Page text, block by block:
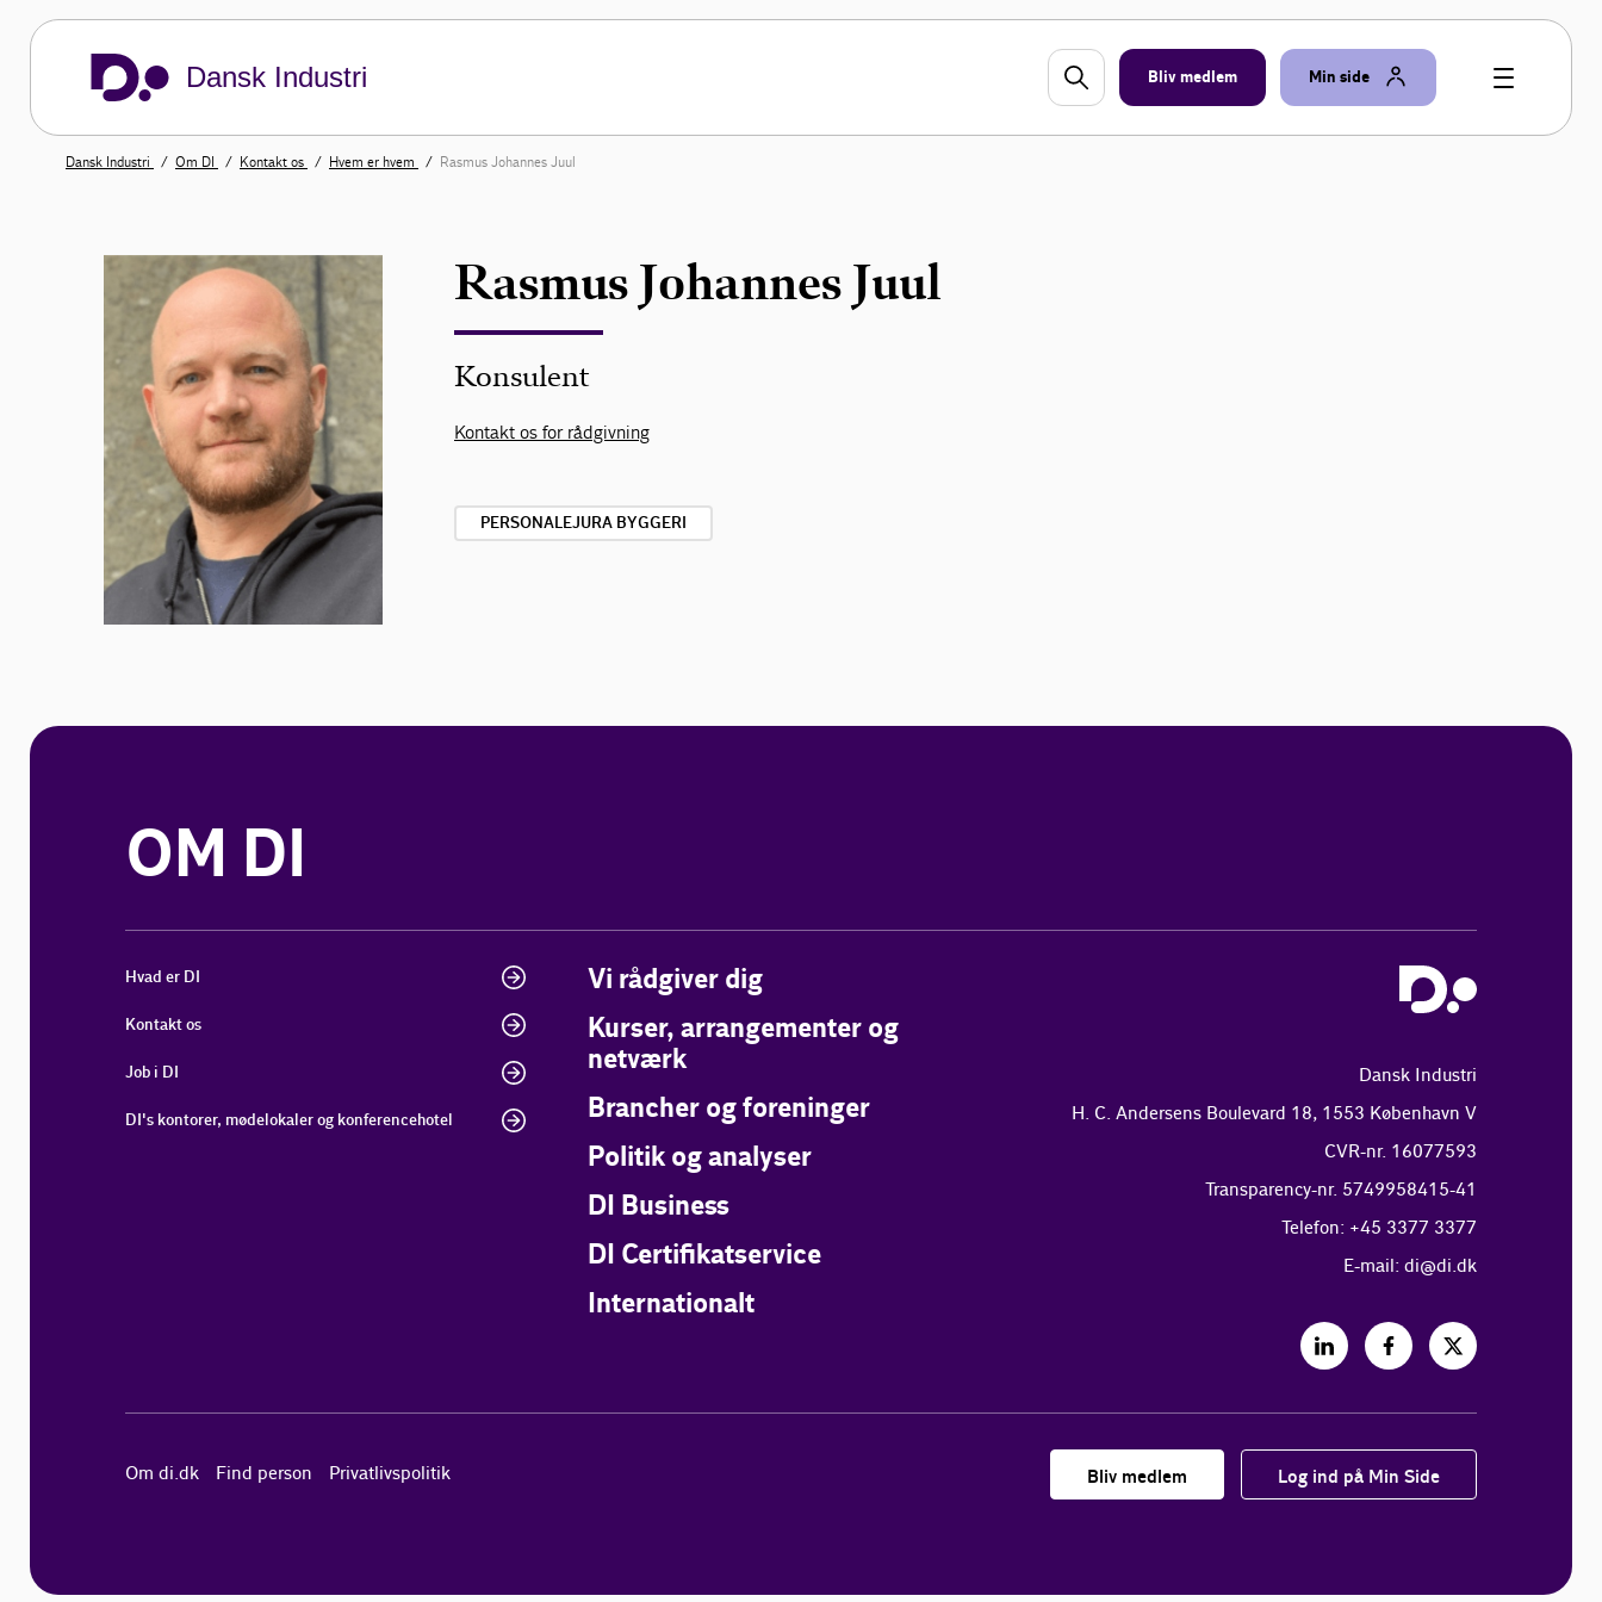
Dansk Industri Bliv medlem Min side
Dansk Industri Om DI Kontakt os Hvem er hvem Rasmus Johannes Juul
Rasmus Johannes Juul
Konsulent
Kontakt os for rådgivning
PERSONALEJURA BYGGERI
OM DI
Hvad er DI
Kontakt os
Job i DI
DI's kontorer, mødelokaler og konferencehotel
Vi rådgiver dig
Kurser, arrangementer og
netværk
Brancher og foreninger
Politik og analyser
DI Business
DI Certifikatservice
Internationalt
Dansk Industri
H. C. Andersens Boulevard 18, 1553 København V
CVR-nr. 16077593
Transparency-nr. 5749958415-41
Telefon: +45 3377 3377
E-mail: di@di.dk
Om di.dk Find person Privatlivspolitik Bliv medlem Log ind på Min Side